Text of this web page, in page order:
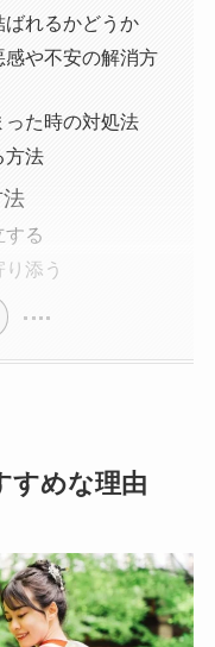
れるかどうか
や不安の解消方
た時の対処法
方法
る
添う
すめな理由